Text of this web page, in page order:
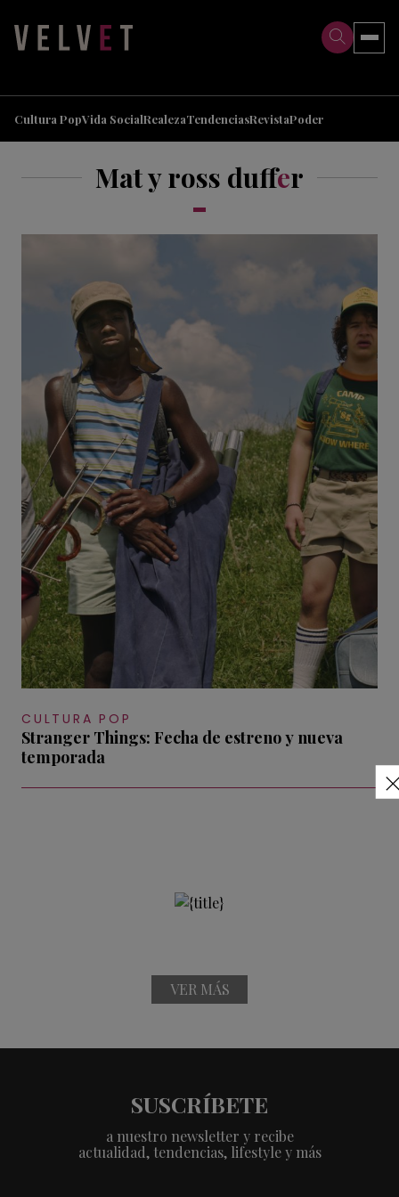
Cultura PopVida SocialRealezaTendenciasRevistaPoder
Mat y ross duffer
CULTURA POP
Stranger Things: Fecha de estreno y nueva
temporada
VER MÁS
SUSCRÍBETE
a nuestro newsletter y recibe
actualidad, tendencias, lifestyle y más